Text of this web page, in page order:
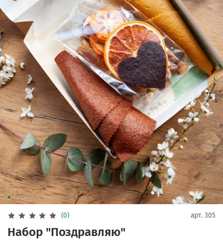
(0) арт. 305
Набор "Поздравляю"